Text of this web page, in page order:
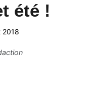
été !
2018